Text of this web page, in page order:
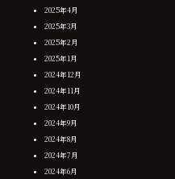
2025年4月
2025年3月
2025年2月
2025年1月
2024年12月
2024年11月
2024年10月
2024年9月
2024年8月
2024年7月
2024年6月